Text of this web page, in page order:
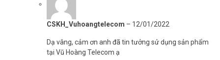
CSKH_Vuhoangtelecom – 12/01/2022
Dạ vâng, cảm ơn anh đã tin tưởng sử dụng sản phẩm
tại Vũ Hoàng Telecom ạ